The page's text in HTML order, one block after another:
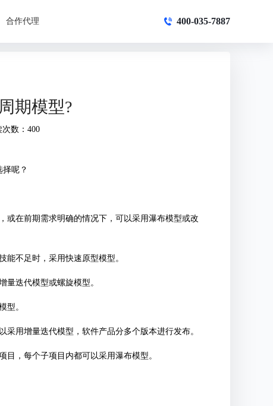
合作代理 400-035-7887
期模型?
数：400
呢？
或在前期需求明确的情况下，可以采用瀑布模型或改
能不足时，采用快速原型模型。
量迭代模型或螺旋模型。
型。
用增量迭代模型，软件产品分多个版本进行发布。
，每个子项目内都可以采用瀑布模型。